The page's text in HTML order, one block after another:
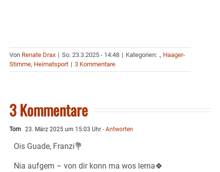
Von Renate Drax | So. 23.3.2025 - 14:48 | Kategorien: ., Haager-
Stimme, Heimatsport | 3 Kommentare
3 Kommentare
Tom 23. März 2025 um 15:03 Uhr - Antworten
Ois Guade, Franzi💐
Nia aufgem – von dir konn ma wos lerna🍀